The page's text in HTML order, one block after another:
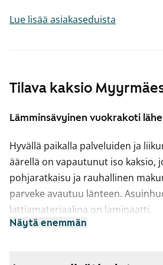
Tilava kaksio
Lämminsävyinen vuokrakoti
Hyvällä paikalla palveluiden ja
äärellä on vapautunut iso kaksio,
pohjaratkaisu ja rauhallinen
parveke avautuu länteen.
lattiamateriaalina on laminaatti.
Näytä enemmän
Lue lisää asiakaseduista